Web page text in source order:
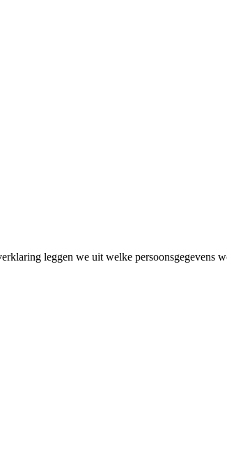
leggen we uit welke persoonsgegevens